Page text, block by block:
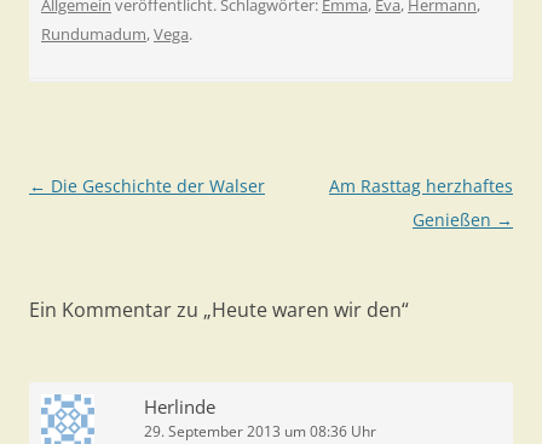
Allgemein veröffentlicht. Schlagwörter: Emma, Eva, Hermann,
Rundumadum,Vega.
Beitragsnavigation
← Die Geschichte der Walser
Am Rasttag herzhaftes
Genießen →
Ein Kommentar zu „Heute waren wir den“
Herlinde
29. September 2013 um 08:36 Uhr